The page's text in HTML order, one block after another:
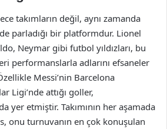
takımların değil, aynı zamanda
parladığı bir platformdur. Lionel
Neymar gibi futbol yıldızları, bu
performanslarla adlarını efsaneler
Messi’nin Barcelona
Ligi’nde attığı goller,
yer etmiştir. Takımının her aşamada
onu turnuvanın en çok konuşulan